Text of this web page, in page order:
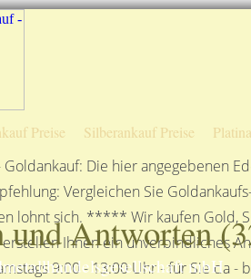
Preise Silberankauf Preise
Die hier angegebenen
Vergleichen Sie
lohnt sich. ***** Wir kaufen Gold,
Ihnen ein unverbindliches
9:00 - 13:00 Uhr - für Sie
und Antworten (
mbH